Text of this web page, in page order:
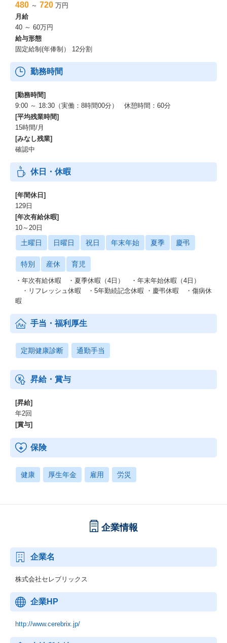
480 ～ 720 万円
月給
40 ～ 60万円
給与形態
固定給制(年俸制） 12分割
勤務時間
[勤務時間]
9:00 ～ 18:30（実働：8時間00分） 休憩時間：60分
[平均残業時間]
15時間/月
[みなし残業]
確認中
休日・休暇
[年間休日]
129日
[年次有給休暇]
10～20日
土曜日 日曜日 祝日 年末年始 夏季 慶弔
特別 産休 育児
・年次有給休暇 ・夏季休暇（4日） ・年末年始休暇（4日）
・リフレッシュ休暇 ・5年勤続記念休暇 ・慶弔休暇 ・傷病休
暇
手当・福利厚生
定期健康診断 通勤手当
昇給・賞与
[昇給]
年2回
[賞与]
保険
健康 厚生年金 雇用 労災
企業情報
企業名
株式会社セレブリックス
企業HP
http://www.cerebrix.jp/